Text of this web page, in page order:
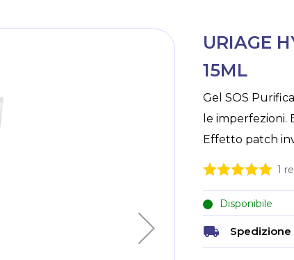
URIAGE
15ML
Gel SOS
le imperfezioni.
Effetto patch
1
Disponibile
to
beginning
images
gallery